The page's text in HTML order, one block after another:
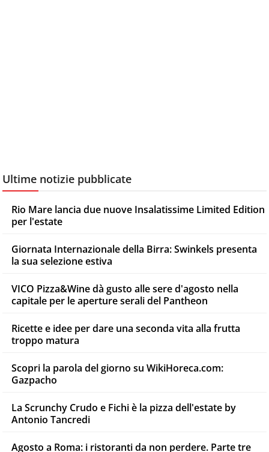
Ultime notizie pubblicate
Rio Mare lancia due nuove Insalatissime Limited Edition
per l'estate
Giornata Internazionale della Birra: Swinkels presenta
la sua selezione estiva
VICO Pizza&Wine dà gusto alle sere d'agosto nella
capitale per le aperture serali del Pantheon
Ricette e idee per dare una seconda vita alla frutta
troppo matura
Scopri la parola del giorno su WikiHoreca.com:
Gazpacho
La Scrunchy Crudo e Fichi è la pizza dell'estate by
Antonio Tancredi
Agosto a Roma: i ristoranti da non perdere. Parte tre